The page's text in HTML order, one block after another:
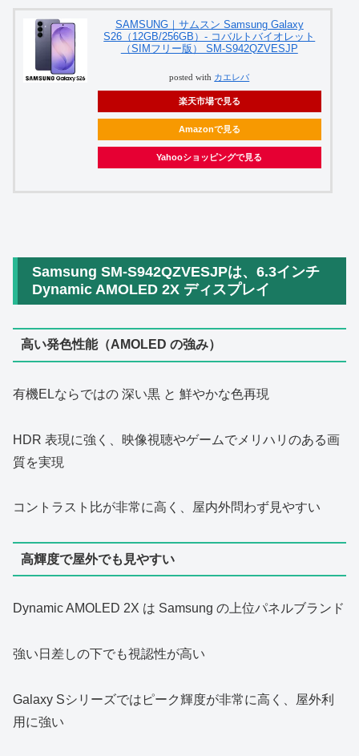
SAMSUNG｜サムスン Samsung Galaxy
S26（12GB/256GB）- コバルトバイオレット
（SIMフリー版） SM-S942QZVESJP
posted with カエレバ
楽天市場で見る
Amazonで見る
Yahooショッピングで見る
Samsung SM-S942QZVESJPは、6.3インチ
Dynamic AMOLED 2X ディスプレイ
高い発色性能（AMOLED の強み）
有機ELならではの 深い黒 と 鮮やかな色再現
HDR 表現に強く、映像視聴やゲームでメリハリのある画
質を実現
コントラスト比が非常に高く、屋内外問わず見やすい
高輝度で屋外でも見やすい
Dynamic AMOLED 2X は Samsung の上位パネルブランド
強い日差しの下でも視認性が高い
Galaxy Sシリーズではピーク輝度が非常に高く、屋外利
用に強い